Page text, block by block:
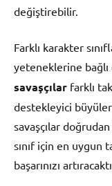
değiştirebilir.
Farklı karakter
yeteneklerine
savaşçılar farklı
destekleyici
savaşçılar
sınıf için en uygun
başarınızı